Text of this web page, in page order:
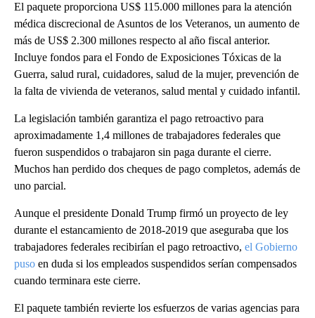
El paquete proporciona US$ 115.000 millones para la atención
médica discrecional de Asuntos de los Veteranos, un aumento de
más de US$ 2.300 millones respecto al año fiscal anterior.
Incluye fondos para el Fondo de Exposiciones Tóxicas de la
Guerra, salud rural, cuidadores, salud de la mujer, prevención de
la falta de vivienda de veteranos, salud mental y cuidado infantil.
La legislación también garantiza el pago retroactivo para
aproximadamente 1,4 millones de trabajadores federales que
fueron suspendidos o trabajaron sin paga durante el cierre.
Muchos han perdido dos cheques de pago completos, además de
uno parcial.
Aunque el presidente Donald Trump firmó un proyecto de ley
durante el estancamiento de 2018-2019 que aseguraba que los
trabajadores federales recibirían el pago retroactivo, el Gobierno
puso en duda si los empleados suspendidos serían compensados
cuando terminara este cierre.
El paquete también revierte los esfuerzos de varias agencias para